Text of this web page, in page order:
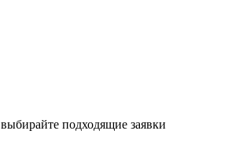
выбирайте подходящие заявки